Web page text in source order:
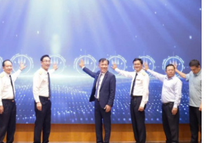
Podcast